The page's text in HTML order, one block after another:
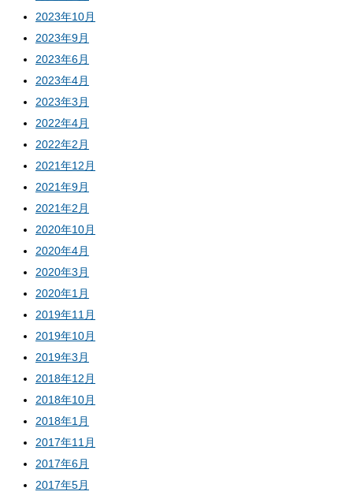
2023年10月
2023年9月
2023年6月
2023年4月
2023年3月
2022年4月
2022年2月
2021年12月
2021年9月
2021年2月
2020年10月
2020年4月
2020年3月
2020年1月
2019年11月
2019年10月
2019年3月
2018年12月
2018年10月
2018年1月
2017年11月
2017年6月
2017年5月